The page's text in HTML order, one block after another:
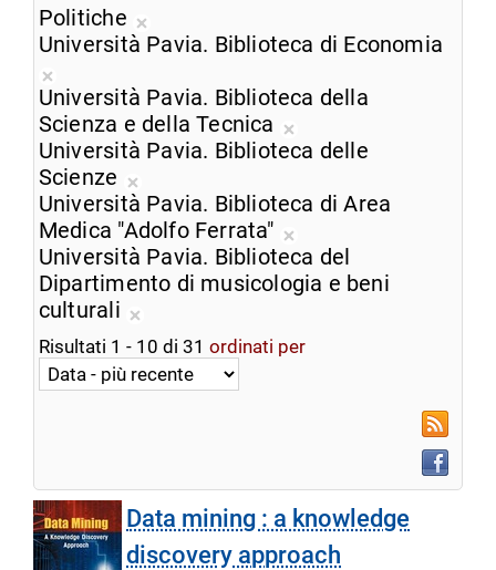
ricerca
Politiche
Rimuovi
ricerca
corrente
Università Pavia. Biblioteca di Economia
Rimuovi
dalla
ricerca
corrente
Università Pavia. Biblioteca della
Scienza e della Tecnica
Rimuovi
ricerca
corrente
Università Pavia. Biblioteca delle
Scienze
Rimuovi
dalla
ricerca
corrente
Università Pavia. Biblioteca di Area
Medica "Adolfo Ferrata"
Rimuovi
dalla
Università Pavia. Biblioteca del
Dipartimento di musicologia e beni
culturali
Rimuovi
dalla
ricerca
Risultati 1 - 10 di 31 ordinati per
RSS
Data mining : a knowledge
discovery approach